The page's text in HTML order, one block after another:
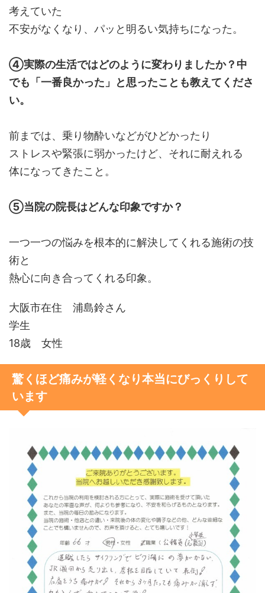
考えていた
不安がなくなり、パッと明るい気持ちになった。
④実際の生活ではどのように変わりましたか？中
でも「一番良かった」と思ったことも教えてくださ
い。
前までは、乗り物酔いなどがひどかったり
ストレスや緊張に弱かったけど、それに耐えれる
体になってきたこと。
⑤当院の院長はどんな印象ですか？
一つ一つの悩みを根本的に解決してくれる施術の技
術と
熱心に向き合ってくれる印象。
大阪市在住 浦島鈴さん
学生
18歳 女性
驚くほど痛みが軽くなり本当にびっくりして
います